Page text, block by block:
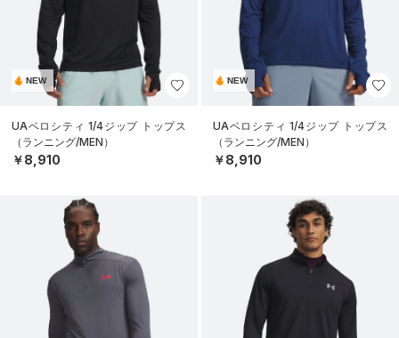
NEW
UAベロシティ 1/4ジップ トップス
（ランニング/MEN）
￥8,910
NEW
UAベロシティ 1/4ジップ トップス
（ランニング/MEN）
￥8,910